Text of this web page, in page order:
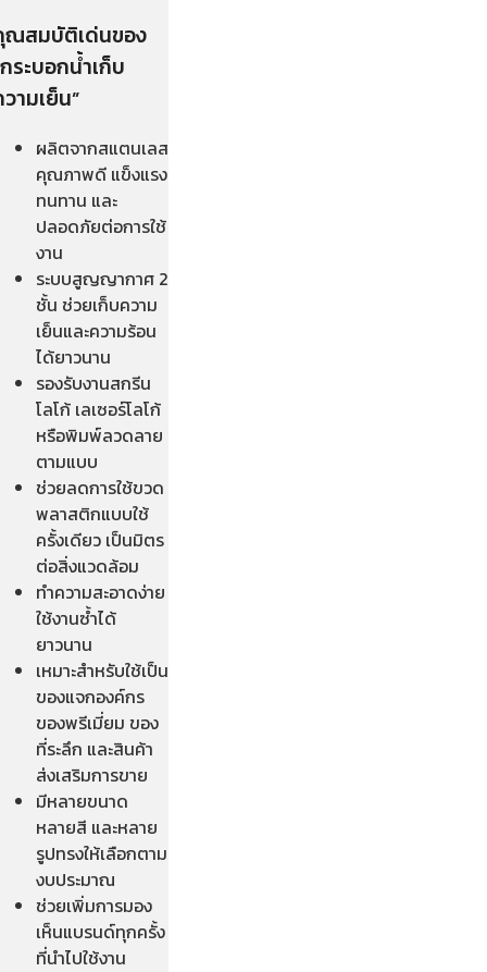
สมบัติเด่นของ
ระบอกน้ำเก็บ
ามเย็น”
ผลิตจากสแตนเลส
คุณภาพดี แข็งแรง
ทนทาน และ
ปลอดภัยต่อการใช้
งาน
ระบบสูญญากาศ 2
ชั้น ช่วยเก็บความ
เย็นและความร้อน
ได้ยาวนาน
รองรับงานสกรีน
โลโก้ เลเซอร์โลโก้
หรือพิมพ์ลวดลาย
ตามแบบ
ช่วยลดการใช้ขวด
พลาสติกแบบใช้
ครั้งเดียว เป็นมิตร
ต่อสิ่งแวดล้อม
ทำความสะอาดง่าย
ใช้งานซ้ำได้
ยาวนาน
เหมาะสำหรับใช้เป็น
ของแจกองค์กร
ของพรีเมี่ยม ของ
ที่ระลึก และสินค้า
ส่งเสริมการขาย
มีหลายขนาด
หลายสี และหลาย
รูปทรงให้เลือกตาม
งบประมาณ
ช่วยเพิ่มการมอง
เห็นแบรนด์ทุกครั้ง
ที่นำไปใช้งาน